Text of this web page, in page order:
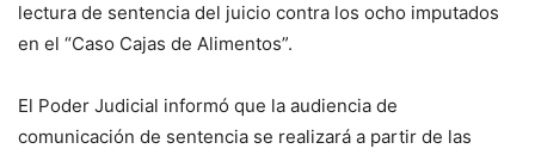
lectura de sentencia del juicio contra los ocho imputados
en el “Caso Cajas de Alimentos”.
El Poder Judicial informó que la audiencia de
comunicación de sentencia se realizará a partir de las